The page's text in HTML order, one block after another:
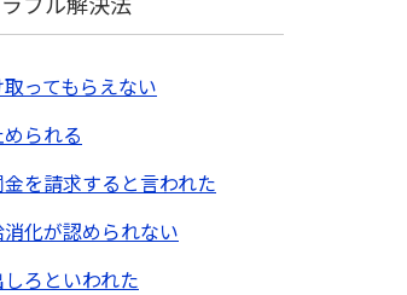
ってもらえない
られる
を請求すると言われた
化が認められない
ろといわれた